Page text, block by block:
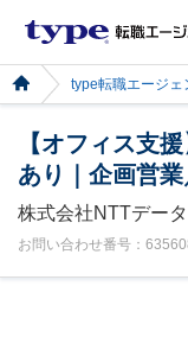
type転職エージェ
【オフィス支
あり｜企画営
株式会社NTTデー
お問い合わせ番号：